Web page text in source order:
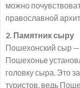
можно
православной
2. Памятник сыру
Пошехонский сыр —
Пошехонье
головку сыра. Это
туристов, ведь